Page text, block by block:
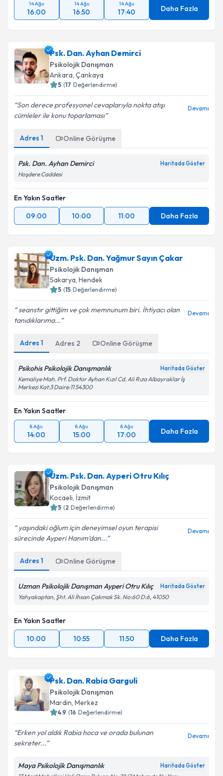
14 Ağu
16:00
14 Ağu
16:50
14 Ağu
17:40 Daha Fazla
Psk. Dan. Ayhan Demirci
Psikolojik Danışman
Ankara, Çankaya
5 (17 Değerlendirme)
Son derece profesyonel cevaplarıyla nokta atışı
cümleler ile konu toparlaması
Devamı
Adres 1 Online Görüşme
Psk. Dan. Ayhan Demirci Haritada Göster
Hoşdere Caddesi
En Yakın Saatler
09:00
10:00 11:00 Daha Fazla
Uzm. Psk. Dan. Yağmur Sayın Çakar
Psikolojik Danışman
Sakarya, Hendek
5 (15 Değerlendirme)
seanstır gittiğim ve çok memnunum biri. İhtiyacı olan
tanıdıklarıma...
Devamı
Adres 1 Adres 2 Online Görüşme
Psikohis Psikolojik Danışmanlık Haritada Göster
Kemaliye Mah. Prf. Doktor Ayhan Kızıl Cd. Ali Rıza Albayraklar İş
Merkezi Kat:3 Daire:11 54300
En Yakın Saatler
8 Ağu
14:00
8 Ağu
15:00
8 Ağu
17:00 Daha Fazla
Uzm. Psk. Dan. Ayperi Otru Kılıç
Psikolojik Danışman
Kocaeli, İzmit
5 (2 Değerlendirme)
yaşındaki oğlum için deneyimsel oyun terapisi
sürecinde Ayperi Hanım’dan...
Devamı
Adres 1 Online Görüşme
Uzman Psikolojik Danışman Ayperi Otru Kılıç Haritada Göster
Yahyakaptan, Şht. Ali İhsan Çakmak Sk. No:60 D:6, 41050
En Yakın Saatler
10:00
10:55 11:50 Daha Fazla
Psk. Dan. Rabia Garguli
Psikolojik Danışman
Mardin, Merkez
4.9 (16 Değerlendirme)
Erken yol aldık Rabia hoca ve orada bulunan
sekreter...
Devamı
Maya Psikolojik Danışmanlık Haritada Göster